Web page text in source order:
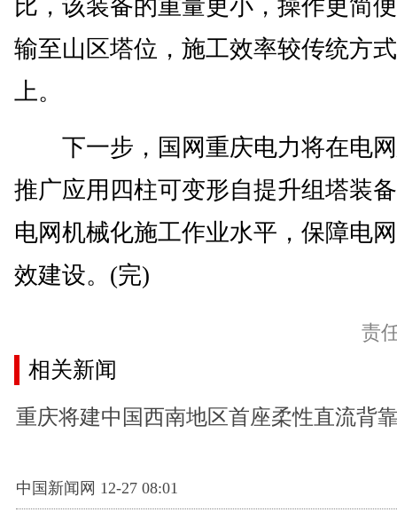
比，该装备的重量更小，操作更简
输至山区塔位，施工效率较传统方
上。
下一步，国网重庆电力将在电网
推广应用四柱可变形自提升组塔装
电网机械化施工作业水平，保障电
效建设。(完)
责
相关新闻
重庆将建中国西南地区首座柔性直流背
中国新闻网 12-27 08:01